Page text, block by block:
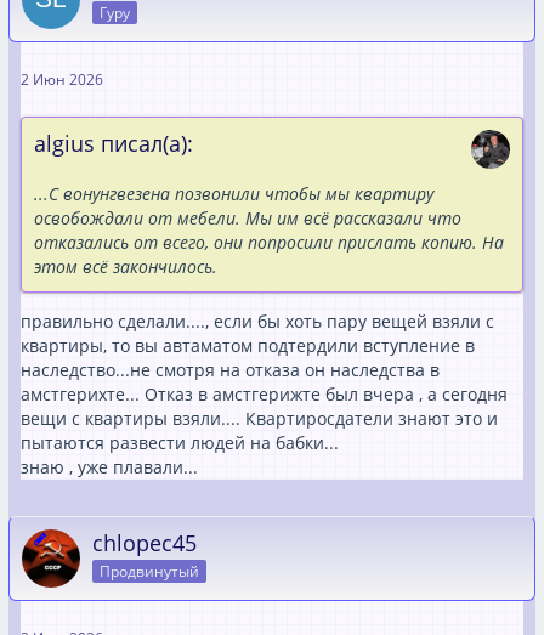
Гуру
2 Июн 2026
algius писал(а):
...С вонунгвезена позвонили чтобы мы квартиру
освобождали от мебели. Мы им всё рассказали что
отказались от всего, они попросили прислать копию. На
этом всё закончилось.
правильно сделали...., если бы хоть пару вещей взяли с
квартиры, то вы автаматом подтердили вступление в
наследство...не смотря на отказа он наследства в
амстгерихте... Отказ в амстгерижте был вчера , а сегодня
вещи с квартиры взяли.... Квартиросдатели знают это и
пытаются развести людей на бабки...
знаю , уже плавали...
chlopec45
Продвинутый